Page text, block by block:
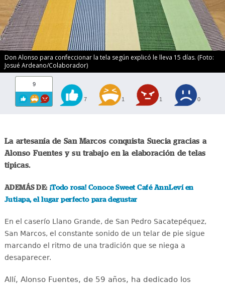
Don Alonso para confeccionar la tela según explicó le lleva 15 días. (Foto:
Josué Ardeano/Colaborador)
9
7 1 1 0
La artesanía de San Marcos conquista Suecia gracias a
Alonso Fuentes y su trabajo en la elaboración de telas
típicas.
ADEMÁS DE: ¡Todo rosa! Conoce Sweet Café AnnLeví en
Jutiapa, el lugar perfecto para degustar
En el caserío Llano Grande, de San Pedro Sacatepéquez,
San Marcos, el constante sonido de un telar de pie sigue
marcando el ritmo de una tradición que se niega a
desaparecer.
Allí, Alonso Fuentes, de 59 años, ha dedicado los